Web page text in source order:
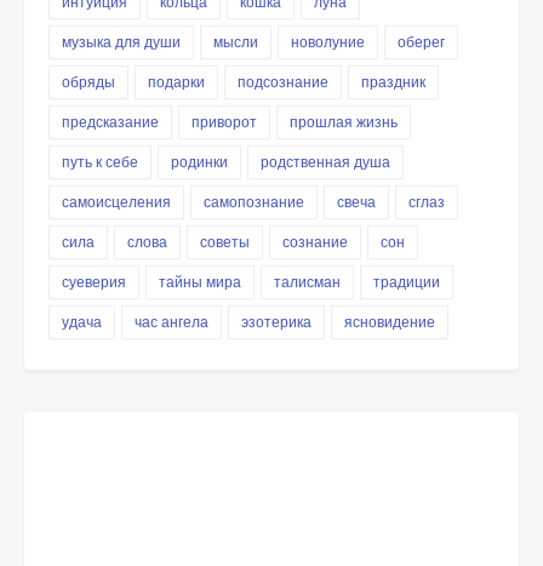
музыка для души
мысли новолуние
оберег
обряды
подарки подсознание
праздник
предсказание
приворот
прошлая жизнь
путь к себе
родинки
родственная душа
самоисцеления
самопознание свеча
сглаз
сила
слова советы сознание
сон
суеверия
тайны мира талисман
традиции
удача
час ангела эзотерика ясновидение